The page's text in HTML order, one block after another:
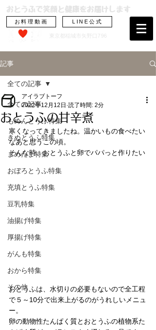
おとうふで笑顔と健康をお届けします
お料理動画 LINE公式
東京都稲城市矢野 口796
記事
全ての記事
もめんとうふ特集
きぬとうふ特集
まめたま特集
おぼろとうふ特集
充填とうふ特集
豆乳特集
油揚げ特集
厚揚げ特集
がんも特集
おから特集
その他
全ての記事
おとうふの甘辛煮
アイラブトーフ
2022年12月12日 読了時間: 2分
寒くなってきましたね。温かいもの食べたい
なあと思うこの頃。
そんな時、おとうふと卵でパパっと作りたい
おとうふは、水切りの必要もないので全工程
で５～10分で出来上がるのがうれしいメニュ
ー。
卵の動物性たんぱく質とおとうふの植物系た